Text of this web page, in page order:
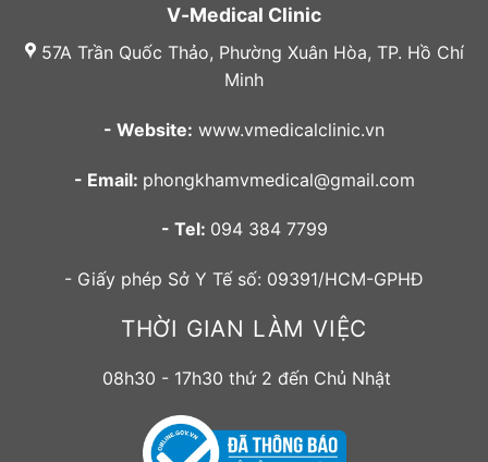
V-Medical Clinic
57A Trần Quốc Thảo, Phường Xuân Hòa, TP. Hồ Chí
Minh
- Website: www.vmedicalclinic.vn
- Email: phongkhamvmedical@gmail.com
- Tel: 094 384 7799
- Giấy phép Sở Y Tế số: 09391/HCM-GPHĐ
THỜI GIAN LÀM VIỆC
08h30 - 17h30 thứ 2 đến Chủ Nhật